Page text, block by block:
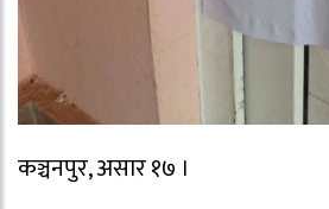
कञ्चनपुर, असार १७ ।